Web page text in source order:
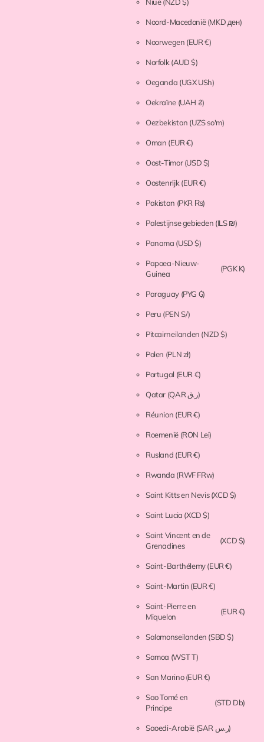
Noord-Macedonië(MKD ден)
Noorwegen (EUR €)
Norfolk (AUD $)
Oeganda (UGX USh)
Oekraïne (UAH ₴)
Oezbekistan (UZS so'm)
Oman (EUR €)
Oost-Timor(USD $)
Oostenrijk (EUR €)
Pakistan (PKR ₨)
Palestijnse gebieden (ILS ₪)
Panama (USD $)
Papoea-Nieuw-
Guinea
(PGK K)
Paraguay (PYG ₲)
Peru (PEN S/)
Pitcairneilanden (NZD $)
Polen (PLN zł)
Portugal (EUR €)
Qatar (QAR ر.ق)
Réunion (EUR €)
Roemenië (RON Lei)
Rusland (EUR €)
Rwanda (RWF FRw)
Saint Kitts en Nevis(XCD $)
Saint Lucia (XCD $)
Saint Vincent en de
Grenadines
(XCD $)
Saint-Barthélemy(EUR €)
Saint-Martin (EUR €)
Saint-Pierre en
Miquelon
(EUR €)
Salomonseilanden (SBD $)
Samoa (WST T)
San Marino(EUR €)
Sao Tomé en
Principe
(STD Db)
Saoedi-Arabië (SAR ر.س)